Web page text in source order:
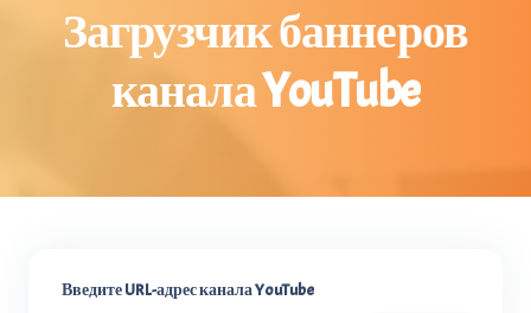
Загрузчик баннеров
канала YouTube
Введите URL-адрес канала YouTube